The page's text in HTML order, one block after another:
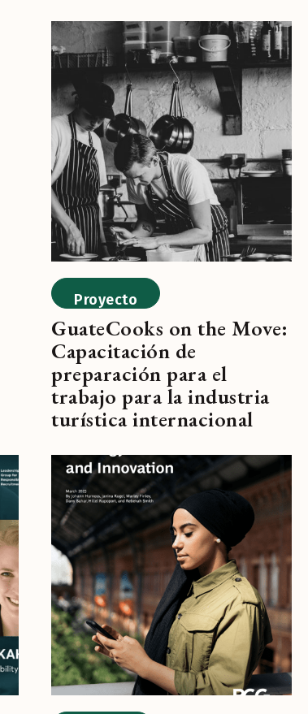
Proyecto
GuateCooks on the Move:
Capacitación de
preparación para el
trabajo para la industria
turística internacional